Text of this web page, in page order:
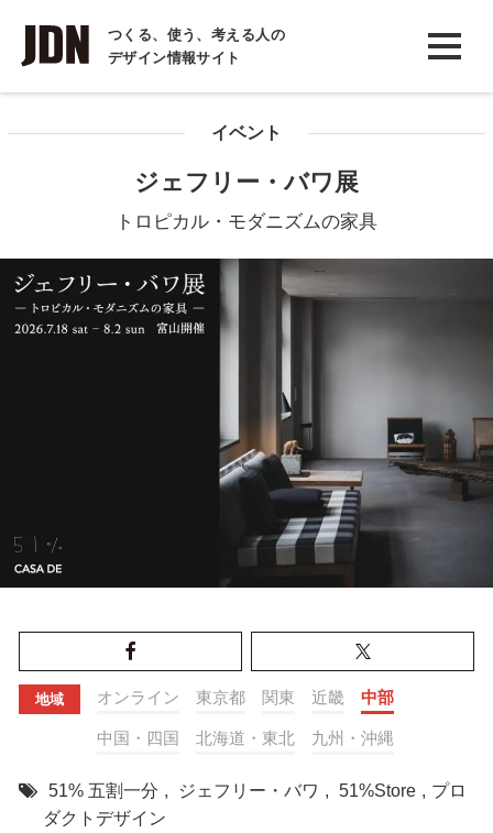
つくる、使う、考える人の
デザイン情報サイト
INTERVIEW
インタビュー
COLUMN
イベント
ジェフリー・バワ展
トロピカル・モダニズムの家具
地域 オンライン 東京都 関東 近畿 中部
中国・四国 北海道・東北 九州・沖縄
51% 五割一分 , ジェフリー・バワ , 51%Store , プロ
ダクトデザイン